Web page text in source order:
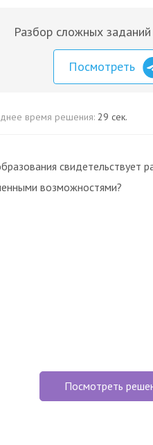
Разбор сложных заданий
Посмотреть
время решения: 29 сек.
свидетельствует
возможностями?
Посмотреть